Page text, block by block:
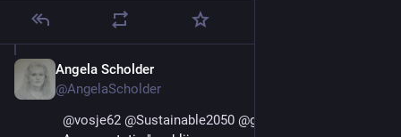
Angela Scholder
@AngelaScholder
@vosje62 @Sustainable2050 @groenlinks